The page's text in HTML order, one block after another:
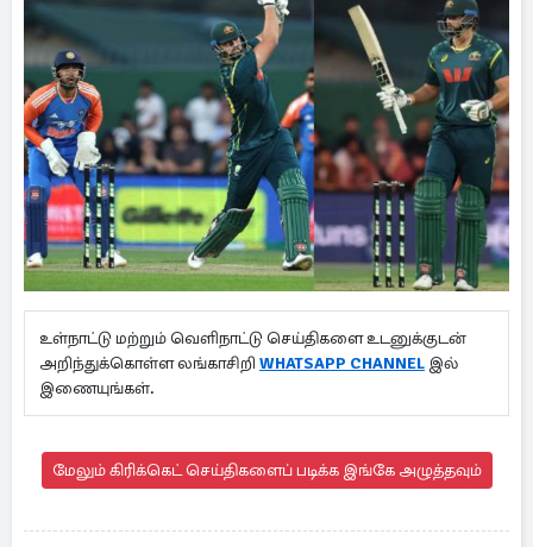
உள்நாட்டு மற்றும் வெளிநாட்டு செய்திகளை உடனுக்குடன்
அறிந்துக்கொள்ள லங்காசிறி WHATSAPP CHANNEL இல்
இணையுங்கள்.
மேலும் கிரிக்கெட் செய்திகளைப் படிக்க இங்கே அழுத்தவும்